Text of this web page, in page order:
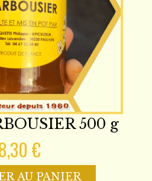
500 g
€
AU PANIER